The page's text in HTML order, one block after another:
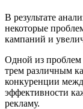
В результате
некоторые
кампаний и
Одной из проблем
трем различным
конкуренции
эффективности
рекламу.